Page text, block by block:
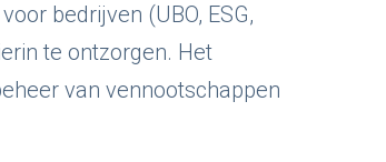
bedrijven (UBO, ESG,
te ontzorgen. Het
van vennootschappen